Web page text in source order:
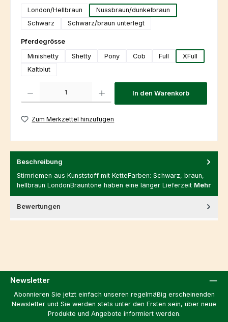
London/Hellbraun
Nussbraun/dunkelbraun
Schwarz
Schwarz/braun unterlegt
Pferdegrösseauswählen
Minishetty
Shetty Pony Cob Full
XFull
Kaltblut
In den Warenkorb
Zum Merkzettel hinzufügen
Beschreibung
Stirnriemen aus Kunststoff mit KetteFarben: Schwarz, braun,
hellbraun LondonBrauntöne haben eine länger Lieferzeit Mehr
Bewertungen
Newsletter
Abonnieren Sie jetzt einfach unseren regelmäßig erscheinenden
Newsletter und Sie werden stets unter den Ersten sein, über neue
Produkte und Angebote informiert werden.